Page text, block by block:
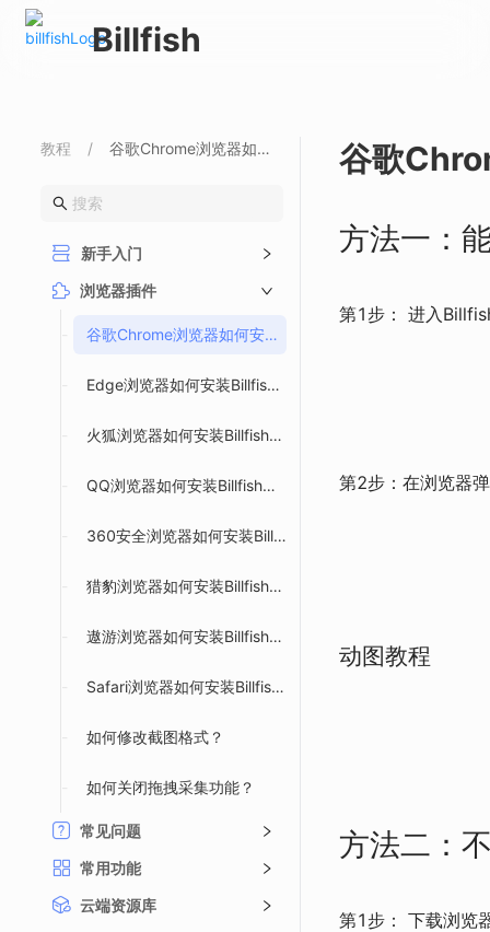
Billfish
教程 / 谷歌Chrome浏览器如何安装Billfish插件？
新手入门
浏览器插件
谷歌Chrome浏览器如何安装Billfish插件？
Edge浏览器如何安装Billfish插件？
火狐浏览器如何安装Billfish插件？
QQ浏览器如何安装Billfish插件？
360安全浏览器如何安装Billfish插件？
猎豹浏览器如何安装Billfish插件？
遨游浏览器如何安装Billfish插件？
Safari浏览器如何安装Billfish插件？
如何修改截图格式？
如何关闭拖拽采集功能？
常见问题
常用功能
云端资源库
谷歌
方法一：
第1步： 进入
第2步：在浏览器
动图教程
方法二：
第1步： 下载浏览